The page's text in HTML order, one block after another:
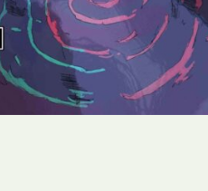
Prémios
Programas e Catálogos
Publicações em periódicos